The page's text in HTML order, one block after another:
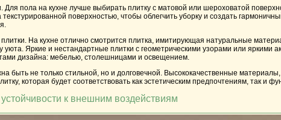
пола на кухне лучше выбирать плитку с матовой или шероховатой
текстурированной поверхностью, чтобы облегчить уборку и создать
На кухне отлично смотрится плитка, имитирующая натуральные
уюта. Яркие и нестандартные плитки с геометрическими узорами или
дизайна: мебелью, столешницами и освещением.
быть не только стильной, но и долговечной. Высококачественные
которая будет соответствовать как эстетическим предпочтениям, так и
к внешним воздействиям